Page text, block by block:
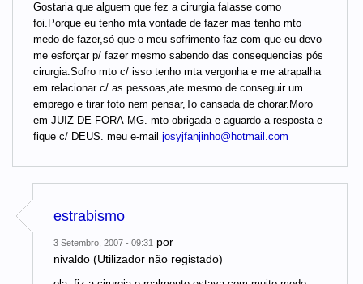
Gostaria que alguem que fez a cirurgia falasse como
foi.Porque eu tenho mta vontade de fazer mas tenho mto
medo de fazer,só que o meu sofrimento faz com que eu devo
me esforçar p/ fazer mesmo sabendo das consequencias pós
cirurgia.Sofro mto c/ isso tenho mta vergonha e me atrapalha
em relacionar c/ as pessoas,ate mesmo de conseguir um
emprego e tirar foto nem pensar,To cansada de chorar.Moro
em JUIZ DE FORA-MG. mto obrigada e aguardo a resposta e
fique c/ DEUS. meu e-mail josyjfanjinho@hotmail.com
estrabismo
3 Setembro, 2007 - 09:31
por
nivaldo (Utilizador não registado)